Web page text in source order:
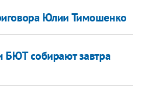
Юлии Тимошенко
БЮТ собирают завтра